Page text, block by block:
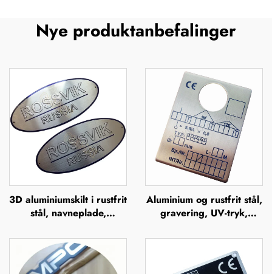
Nye produktanbefalinger
3D aluminiumskilt i rustfrit
stål, navneplade,
metallogo, navneplader
Aluminium og rustfrit stål,
gravering, UV-tryk,
metalnavneplader,
mærkeskilte, forhøjet
metalplade